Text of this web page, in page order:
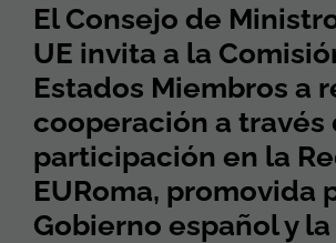
El Consejo de
UE invita a la
Estados Miembros a
cooperación a través
participación en la
EURoma, promovida
Gobierno español y la